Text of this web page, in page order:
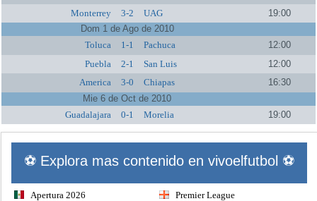
Monterrey
3-2 UAG
19:00
Dom 1 de Ago de 2010
Toluca
1-1 Pachuca
12:00
Puebla
2-1 San Luis
12:00
America
3-0 Chiapas
16:30
Mie 6 de Oct de 2010
Guadalajara
0-1 Morelia 19:00
⚽ Explora mas contenido en vivoelfutbol ⚽
Apertura 2026 Premier League